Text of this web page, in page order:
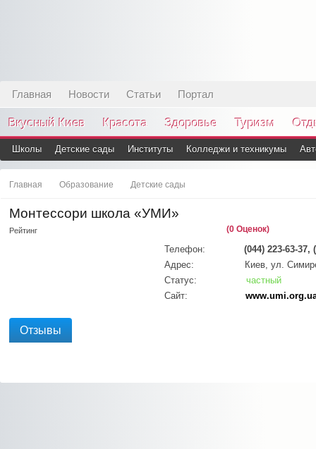
Главная Новости Статьи Портал
Вкусный Киев Красота Здоровье Туризм
Школы Детские сады Институты Колледжи и техникумы
Главная Образование Детские сады
Монтессори школа «УМИ»
Рейтинг (0 Оценок)
Телефон:
(044) 223-63-37,
Адрес:
Киев, ул.
Статус:
частный
Сайт:
Отзывы